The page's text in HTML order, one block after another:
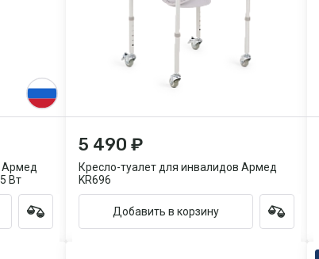
Армед
Вт
5 490 ₽
Кресло-туалет для инвалидов Армед
KR696
Добавить в корзину